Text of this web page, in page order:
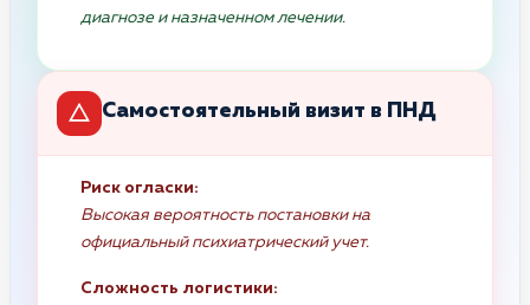
диагнозе и назначенном лечении.
Самостоятельный визит в ПНД
Риск огласки:
Высокая вероятность постановки на
официальный психиатрический учет.
Сложность логистики: